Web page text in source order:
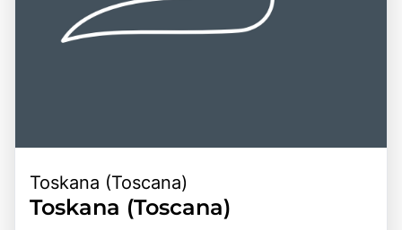
Toskana (Toscana)
Toskana (Toscana)